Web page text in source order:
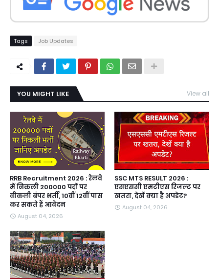
Tags Job Updates
YOU MIGHT LIKE View all
RRB Recruitment 2026 : रेलवे
में निकली 200000 पदों पर
वीकली बंपर भर्ती, 10वीं 12वीं पास
कर सकते हैं आवेदन
August 04, 2026
SSC MTS RESULT 2026 :
एसएससी एमटीएस रिजल्ट पर
खतरा, देखें क्या है अपडेट?
August 04, 2026